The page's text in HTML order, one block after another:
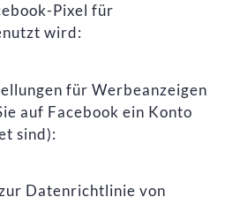
Pixel für
wird:
für Werbeanzeigen
auf Facebook ein Konto
sind):
Datenrichtlinie von